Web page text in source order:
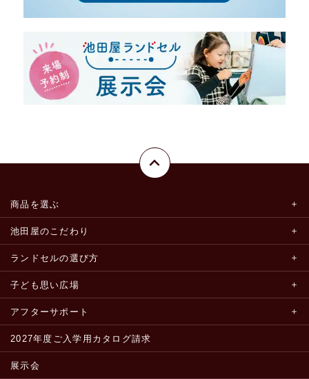
商品を選ぶ
池田屋のこだわり
ランドセルの選び方
子ども思い広場
アフターサポート
2027年度ご入学用カタログ請求
展示会